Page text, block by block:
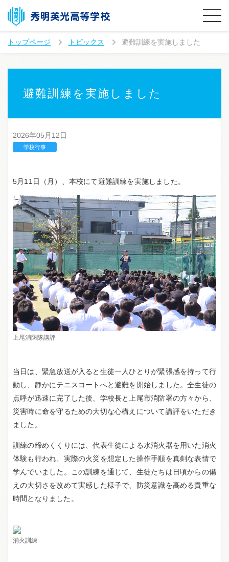
トップページ トピックス 避難訓練を実施しました
避難訓練を実施しました
2026年05月12日
学校行事
5月11日（月）、本校にて避難訓練を実施しました。
上尾消防隊講評
当日は、緊急放送が入ると生徒一人ひとりが緊張感を持って行
動し、静かにテニスコートへと避難を開始しました。全生徒の
点呼が迅速に完了した後、学校長と上尾市消防署の方々から、
災害時に命を守るための大切な心構えについて講評をいただき
ました。
訓練の締めくくりには、代表生徒による水消火器を用いた消火
体験も行われ、実際の火災を想定した操作手順を真剣な表情で
学んでいました。この訓練を通じて、生徒たちは日頃からの備
えの大切さを改めて実感した様子で、防災意識を高める貴重な
時間となりました。
消火訓練